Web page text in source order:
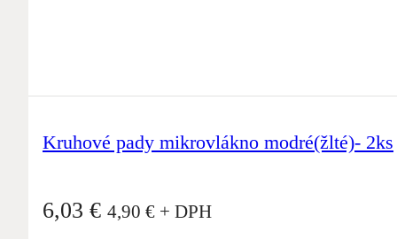
Kruhové pady mikrovlákno modré(žlté)- 2ks
6,03 € 4,90 € + DPH